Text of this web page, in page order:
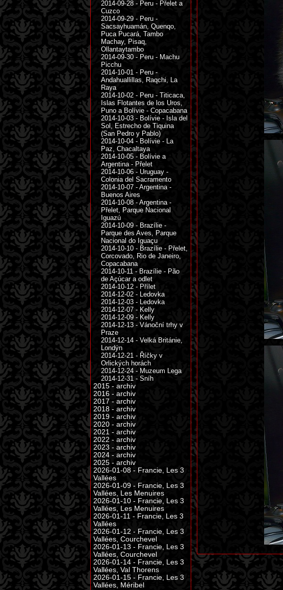
2014-09-28 - Peru - Přelet a
Cuzco
2014-09-29 - Peru -
Sacsayhuamán, Quenqo,
Puca Pucará, Tambo
Machay, Pisaq,
Ollantaytambo
2014-09-30 - Peru - Machu
Picchu
2014-10-01 - Peru -
Andahuallillas, Raqchi, La
Raya
2014-10-02 - Peru - Titicaca,
Islas Flotantes de los Uros,
Puno a Bolívie - Copacabana
2014-10-03 - Bolívie - Isla del
Sol, Estrecho de Tiquina
(San Pedro y Pablo)
2014-10-04 - Bolívie - La
Paz, Chacaltaya
2014-10-05 - Bolívie a
Argentina - Přelet
2014-10-06 - Uruguay -
Colonia del Sacramento
2014-10-07 - Argentina -
Buenos Aires
2014-10-08 - Argentina -
Přelet, Parque Nacional
Iguazú
2014-10-09 - Brazílie -
Parque des Aves, Parque
Nacional do Iguaçu
2014-10-10 - Brazílie - Přelet,
Corcovado, Rio de Janeiro,
Copacabana
2014-10-11 - Brazílie - Pão
de Açúcar a odlet
2014-10-12 - Přílet
2014-12-02 - Ledovka
2014-12-03 - Ledovka
2014-12-07 - Kelly
2014-12-09 - Kelly
2014-12-13 - Vánoční trhy v
Praze
2014-12-14 - Velká Británie,
Londýn
2014-12-21 - Říčky v
Orlických horách
2014-12-24 - Muzeum Lega
2014-12-31 - Sníh
2015 - archiv
2016 - archiv
2017 - archiv
2018 - archiv
2019 - archiv
2020 - archiv
2021 - archiv
2022 - archiv
2023 - archiv
2024 - archiv
2025 - archiv
2026-01-08 - Francie, Les 3
Vallées
2026-01-09 - Francie, Les 3
Vallées, Les Menuires
2026-01-10 - Francie, Les 3
Vallées, Les Menuires
2026-01-11 - Francie, Les 3
Vallées
2026-01-12 - Francie, Les 3
Vallées, Courchevel
2026-01-13 - Francie, Les 3
Vallées, Courchevel
2026-01-14 - Francie, Les 3
Vallées, Val Thorens
2026-01-15 - Francie, Les 3
Vallées, Méribel